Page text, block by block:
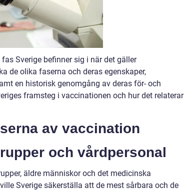
Sverige befinner sig i när det gäller
de olika faserna och deras egenskaper,
en historisk genomgång av deras för- och
framsteg i vaccinationen och hur det relaterar
av vaccination
och vårdpersonal
äldre människor och det medicinska
Sverige säkerställa att de mest sårbara och de